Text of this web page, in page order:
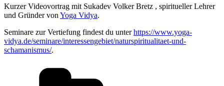
Kurzer Videovortrag mit Sukadev Volker Bretz , spiritueller Lehrer
und Gründer von Yoga Vidya.
Seminare zur Vertiefung findest du unterhttps://www.yoga-
vidya.de/seminare/interessengebiet/naturspiritualitaet-und-
schamanismus/.